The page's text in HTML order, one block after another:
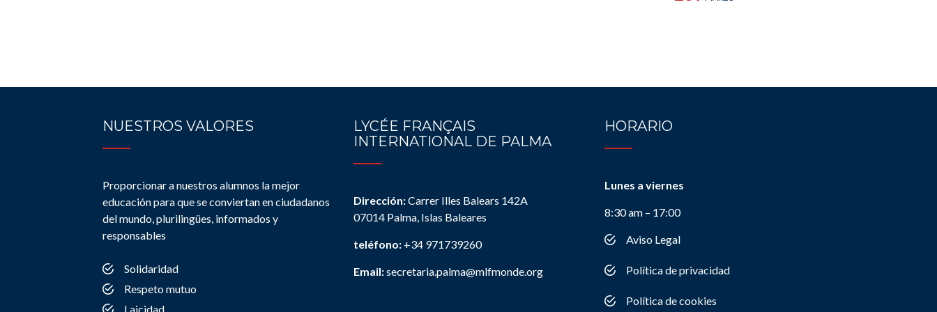
NUESTROS VALORES
Proporcionar a nuestros alumnos la mejor
educación para que se conviertan en ciudadanos
del mundo, plurilingües, informados y
responsables
Solidaridad
Respeto mutuo
Laicidad
LYCÉE FRANÇAIS
INTERNATIONAL DE PALMA
Dirección:Carrer Illes Balears 142A
07014 Palma, Islas Baleares
teléfono: +34 971739260
Email:secretaria.palma@mlfmonde.org
HORARIO
Lunes a viernes
8:30 am – 17:00
Aviso Legal
Política de privacidad
Política de cookies